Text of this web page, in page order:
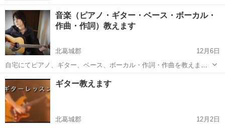
音楽（ピアノ・ギター・ベース・ボーカル・
作曲・作詞）教えます
北葛城郡
12月6日
自宅にてピアノ、ギター、ベース、ボーカル・作詞・作曲を教えま
す。料金は1時間1000円（初回無料）となります。以下のサイトにて当
方の音源を聴いて頂けます。まずはお気軽にご連絡くださると幸いで
す。https://yuki-tr...
奈良 北葛城郡 ピアノ 料金
ギター教えます
北葛城郡 12月2日